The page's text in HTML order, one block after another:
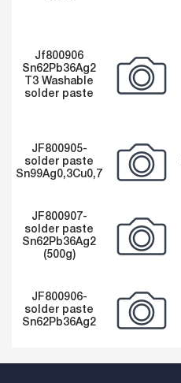
Jf800906
Sn62Pb36Ag2
T3 Washable
solder paste
JF800905-
solder paste
Sn99Ag0,3Cu0,7
JF800907-
solder paste
Sn62Pb36Ag2
(500g)
JF800906-
solder paste
Sn62Pb36Ag2